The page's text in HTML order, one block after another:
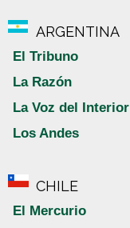
ARGENTINA
El Tribuno
La Razón
La Voz del Interior
Los Andes
CHILE
El Mercurio